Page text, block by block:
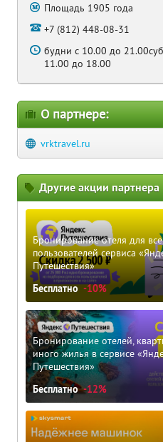
Площадь 1905 года
+7 (812) 448-08-31
будни с 10.00 до
11.00 до 18.00
О партнере:
vrktravel.ru
Другие акции партнера
Бронирование отеля для
пользователей сервиса
Путешествия»
Бесплатно -10%
Бронирование отелей,
иного жилья в сервисе
Путешествия»
Бесплатно -12%